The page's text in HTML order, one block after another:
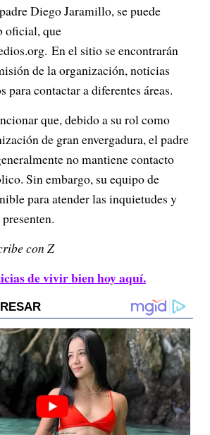
Diego Jaramillo, se puede
oficial, que
En el sitio se encontrarán
de la organización, noticias
para contactar a diferentes áreas.
que, debido a su rol como
de gran envergadura, el padre
no mantiene contacto
Sin embargo, su equipo de
para atender las inquietudes y
con Z
de vivir bien hoy aquí.